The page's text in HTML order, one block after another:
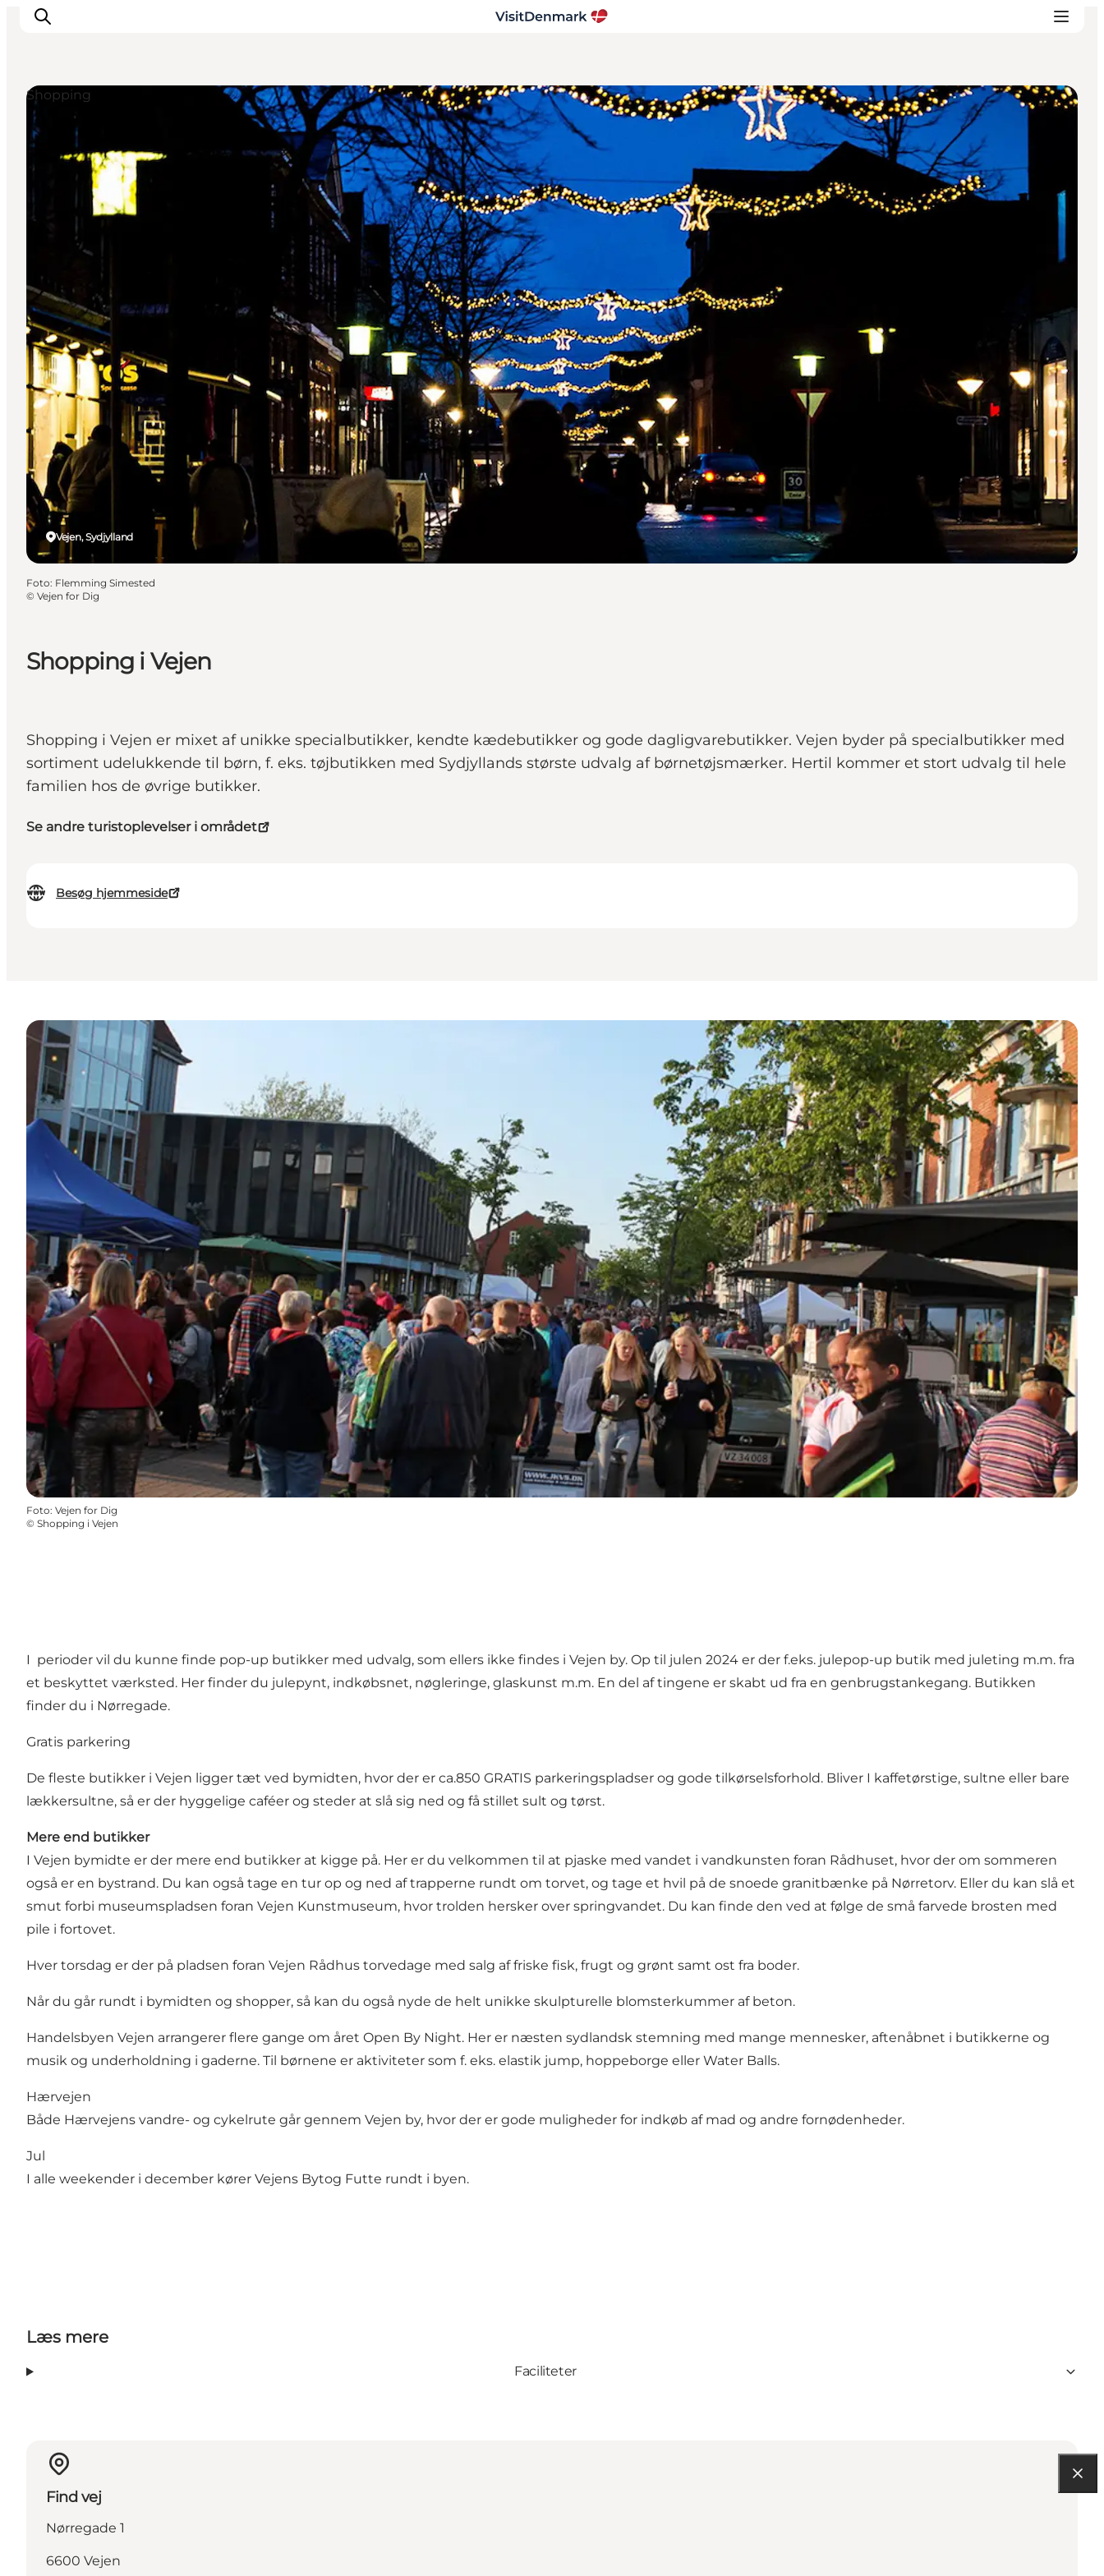
Inspiration
Destinationer
Oplevelser
Overnatning
Planlæg ferien
Shopping i Vejen
Shopping i Vejen er mixet af unikke specialbutikker, kendte kædebutikker og gode dagligvarebutikker. Vejen byder på specialbutikker med
sortiment udelukkende til børn, f. eks. tøjbutikken med Sydjyllands største udvalg af børnetøjsmærker. Hertil kommer et stort udvalg til hele
familien hos de øvrige butikker.
Se andre turistoplevelser i området
Besøg hjemmeside
Vejen, Sydjylland
Shopping
Foto: Flemming Simested
© Vejen for Dig
Foto: Vejen for Dig
© Shopping i Vejen
I perioder vil du kunne finde pop-up butikker med udvalg, som ellers ikke findes i Vejen by. Op til julen 2024 er der f.eks. julepop-up butik med juleting m.m. fra
et beskyttet værksted. Her finder du julepynt, indkøbsnet, nøgleringe, glaskunst m.m. En del af tingene er skabt ud fra en genbrugstankegang. Butikken
finder du i Nørregade.
Gratis parkering
De fleste butikker i Vejen ligger tæt ved bymidten, hvor der er ca.850 GRATIS parkeringspladser og gode tilkørselsforhold. Bliver I kaffetørstige, sultne eller bare
lækkersultne, så er der hyggelige caféer og steder at slå sig ned og få stillet sult og tørst.
Mere end butikker
I Vejen bymidte er der mere end butikker at kigge på. Her er du velkommen til at pjaske med vandet i vandkunsten foran Rådhuset, hvor der om sommeren
også er en bystrand. Du kan også tage en tur op og ned af trapperne rundt om torvet, og tage et hvil på de snoede granitbænke på Nørretorv. Eller du kan slå et
smut forbi museumspladsen foran Vejen Kunstmuseum, hvor trolden hersker over springvandet. Du kan finde den ved at følge de små farvede brosten med
pile i fortovet.
Hver torsdag er der på pladsen foran Vejen Rådhus torvedage med salg af friske fisk, frugt og grønt samt ost fra boder.
Når du går rundt i bymidten og shopper, så kan du også nyde de helt unikke skulpturelle blomsterkummer af beton.
Handelsbyen Vejen arrangerer flere gange om året Open By Night. Her er næsten sydlandsk stemning med mange mennesker, aftenåbnet i butikkerne og
musik og underholdning i gaderne. Til børnene er aktiviteter som f. eks. elastik jump, hoppeborge eller Water Balls.
Hærvejen
Både Hærvejens vandre- og cykelrute går gennem Vejen by, hvor der er gode muligheder for indkøb af mad og andre fornødenheder.
Jul
I alle weekender i december kører Vejens Bytog Futte rundt i byen.
Læs mere
Faciliteter
Find vej
Nørregade 1
6600 Vejen